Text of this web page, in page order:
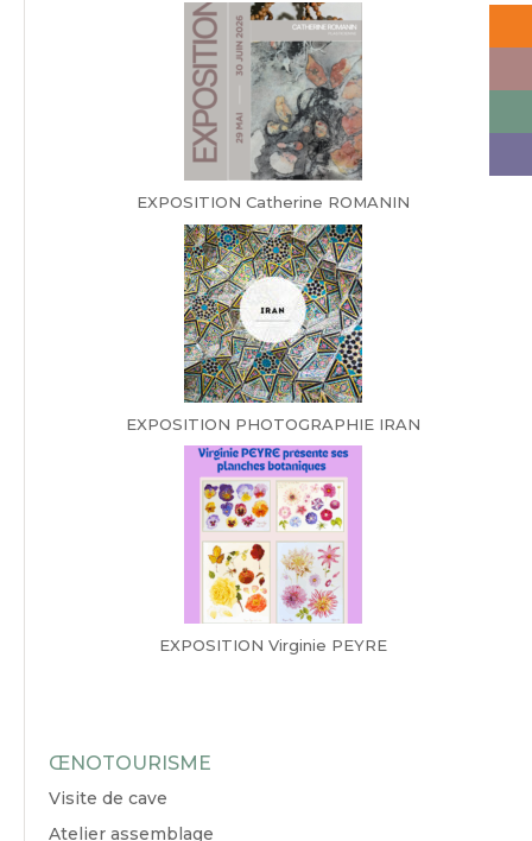
EXPOSITION Catherine ROMANIN
EXPOSITION PHOTOGRAPHIE IRAN
EXPOSITION Virginie PEYRE
ŒNOTOURISME
Visite de cave
Atelier assemblage